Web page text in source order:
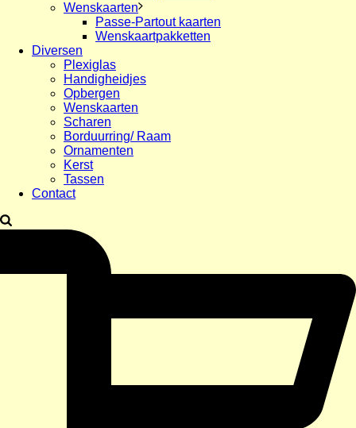
Wenskaarten
Passe-Partout kaarten
Wenskaartpakketten
Diversen
Plexiglas
Handigheidjes
Opbergen
Wenskaarten
Scharen
Borduurring/ Raam
Ornamenten
Kerst
Tassen
Contact